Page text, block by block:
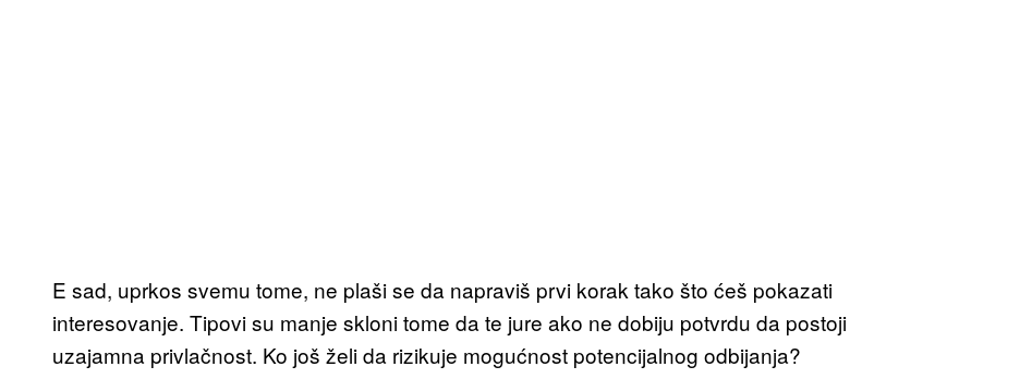
E sad, uprkos svemu tome, ne plaši se da napraviš prvi korak tako što ćeš pokazati
interesovanje. Tipovi su manje skloni tome da te jure ako ne dobiju potvrdu da postoji
uzajamna privlačnost. Ko još želi da rizikuje mogućnost potencijalnog odbijanja?